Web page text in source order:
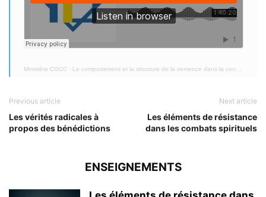
Ministère CGCC · Le comportement et la structure de la semence dans la construction d'une forêt- 1
Previous article
Les vérités radicales à
propos des bénédictions
Next article
Les éléments de résistance
dans les combats spirituels
ENSEIGNEMENTS